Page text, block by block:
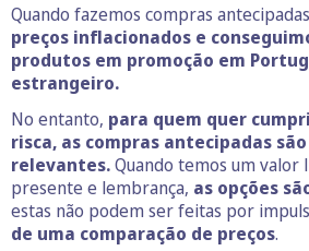
Quando fazemos compras
preços inflacionados e
produtos em promoção em
estrangeiro.
No entanto, para quem quer
risca, as compras antecipadas
relevantes.Quando temos um valor
presente e lembrança, as opções
estas não podem ser feitas por
de uma comparação de preços.